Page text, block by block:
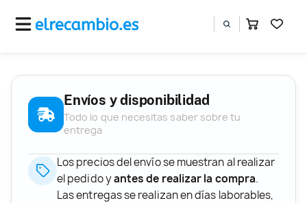
Envíos y disponibilidad
Todo lo que necesitas saber sobre tu
entrega
Los precios del envío se muestran al realizar
el pedido yantes de realizar la compra.
Las entregas se realizan en días laborables,